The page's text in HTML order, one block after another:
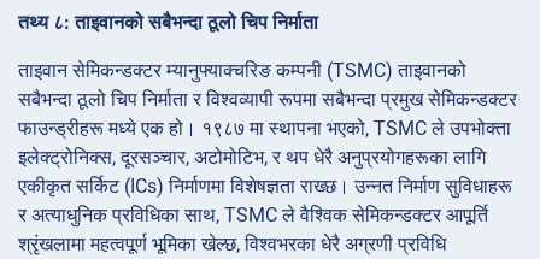
तथ्य ८: ताइवानको सबैभन्दा ठूलो चिप निर्माता
ताइवान सेमिकन्डक्टर म्यानुफ्याक्चरिङ कम्पनी (TSMC) ताइवानको
सबैभन्दा ठूलो चिप निर्माता र विश्वव्यापी रूपमा सबैभन्दा प्रमुख सेमिकन्डक्टर
फाउन्ड्रीहरू मध्ये एक हो। १९८७ मा स्थापना भएको, TSMC ले उपभोक्ता
इलेक्ट्रोनिक्स, दूरसञ्चार, अटोमोटिभ, र थप धेरै अनुप्रयोगहरूका लागि
एकीकृत सर्किट (ICs) निर्माणमा विशेषज्ञता राख्छ। उन्नत निर्माण सुविधाहरू
र अत्याधुनिक प्रविधिका साथ, TSMC ले वैश्विक सेमिकन्डक्टर आपूर्ति
श्रृंखलामा महत्वपूर्ण भूमिका खेल्छ, विश्वभरका धेरै अग्रणी प्रविधि